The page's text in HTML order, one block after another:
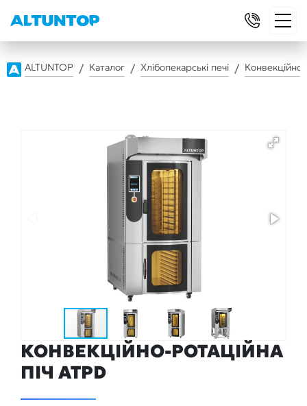
ALTUNTOP Каталог Хлібопекарські печі Конвекційно-
КОНВЕКЦІЙНО-РОТАЦІЙНА
ПІЧ ATPD